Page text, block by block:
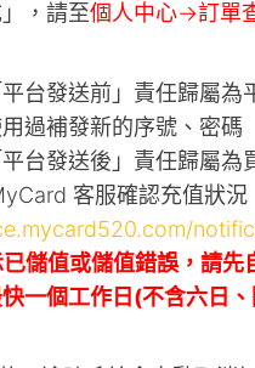
，請至個人中心->訂單
台發送前」責任歸屬為
過補發新的序號、密碼
台發送後」責任歸屬為
客服確認充值狀況
儲值或儲值錯誤，請
一個工作日(不含六